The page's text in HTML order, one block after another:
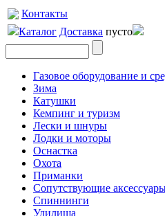
Контакты
Каталог Доставка пусто
Газовое оборудование и
Зима
Катушки
Кемпинг и туризм
Лески и шнуры
Лодки и моторы
Оснастка
Охота
Приманки
Сопутствующие
Спиннинги
Удилища